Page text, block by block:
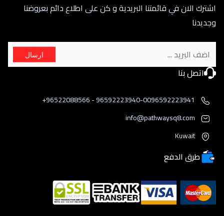
اشترك الان في قائمتنا البريدية و كن على اطلاع دائم بعروضنا
وجديدنا
ارسال
اتصل بنا
96592223940-0096592223941 - 96522088566+
info@pathwaysq8.com
Kuwait
طرق الدفع